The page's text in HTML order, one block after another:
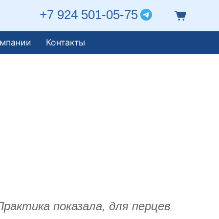
+7 924 501-05-75
Контакты
показала, для перцев